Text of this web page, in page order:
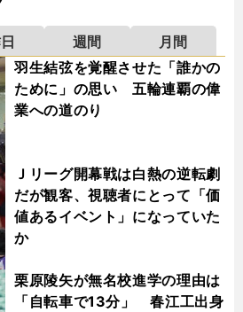
週間
月間
羽生結弦を覚醒させた「誰かの
ために」の思い 五輪連覇の偉
業への道のり
Ｊリーグ開幕戦は白熱の逆転劇
だが観客、視聴者にとって「価
値あるイベント」になっていた
か
栗原陵矢が無名校進学の理由は
「自転車で13分」 春江工出身